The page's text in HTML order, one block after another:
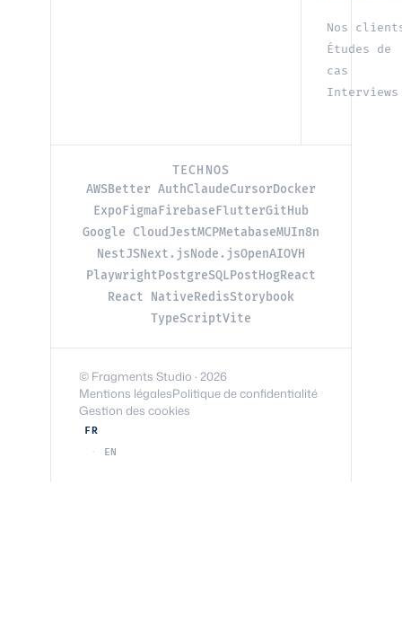
Nos
Études de
cas
Interviews
TECHNOS
AWSBetter AuthClaudeCursorDocker
Expo Figma Firebase FlutterGitHub
Google CloudJestMCPMetabaseMUIn8n
NestJSNext.jsNode.jsOpenAIOVH
Playwright PostgreSQL PostHogReact
React NativeRedisStorybook
TypeScriptVite
© Fragments Studio · 2026
Mentions légalesPolitique de confidentialité
Gestion des cookies
FR
EN